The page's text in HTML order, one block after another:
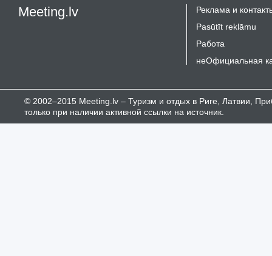
Meeting.lv
Реклама и
Pasūtīt reklāmu
Работа
неОфициальная
© 2002–2015 Meeting.lv – Туризм и отдых в Риге, Латвии,
только при наличии активной ссылки на источник.